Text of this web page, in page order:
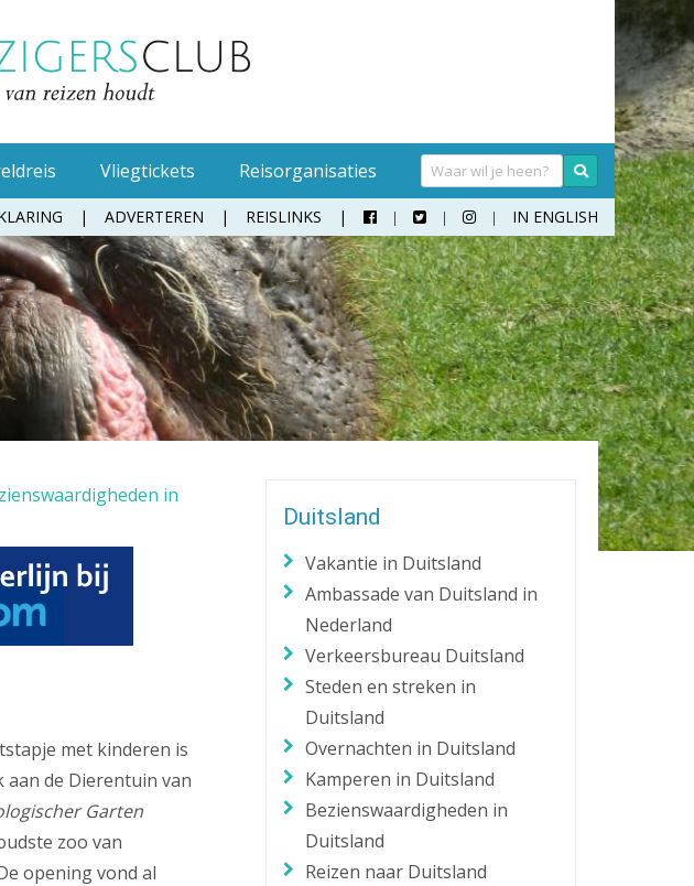
Muggenspray
Oordopjes
Tandenborstel
Toiletpapier
Waterfles
Handwasmiddel
Hangmat
Klamboe
Koffer
Moneybelt
Zaklantaarn
Sokken
Teenslippers
Wandelschoenen
Zonnebril
Vliegtickets Reisorganisaties
ADVERTEREN REISLINKS    IN ENGLISH
in
met kinderen is
aan de Dierentuin van
Garten
zoo van
opening vond al
Duitsland
Vakantie in Duitsland
Ambassade van Duitsland in
Nederland
Verkeersbureau Duitsland
Steden en streken in
Duitsland
Overnachten in Duitsland
Kamperen in Duitsland
Bezienswaardigheden in
Duitsland
Reizen naar Duitsland